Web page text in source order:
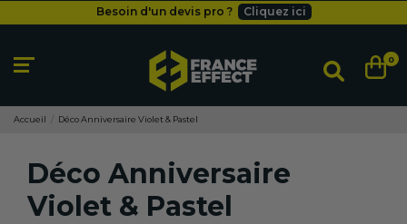
Besoin d'un devis pro ?
Cliquez ici
Besoin d'un devis pro ? Cliquez ici
Livraison gratuite dès 49
0
Accueil Déco Anniversaire Violet & Pastel
Déco Anniversaire
Violet & Pastel